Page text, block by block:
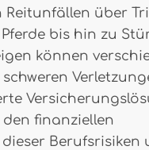
Reitunfällen über
bis hin zu
können
finanziellen
dieser Berufsrisiken